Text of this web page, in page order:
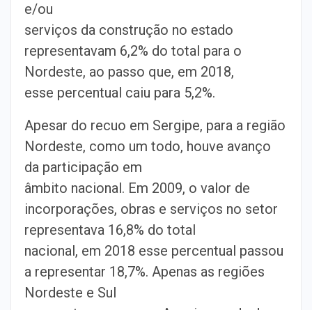
e/ou
serviços da construção no estado
representavam 6,2% do total para o
Nordeste, ao passo que, em 2018,
esse percentual caiu para 5,2%.
Apesar do recuo em Sergipe, para a região
Nordeste, como um todo, houve avanço
da participação em
âmbito nacional. Em 2009, o valor de
incorporações, obras e serviços no setor
representava 16,8% do total
nacional, em 2018 esse percentual passou
a representar 18,7%. Apenas as regiões
Nordeste e Sul